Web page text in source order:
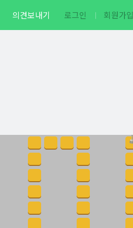
의견보내기 로그인 회원가입